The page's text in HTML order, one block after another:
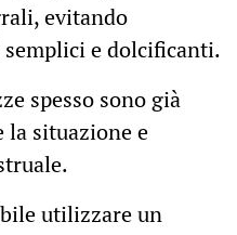
evitando
e dolcificanti.
spesso sono già
situazione e
utilizzare un